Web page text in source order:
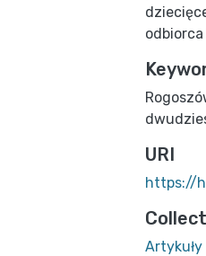
URI
https://
Artykuły